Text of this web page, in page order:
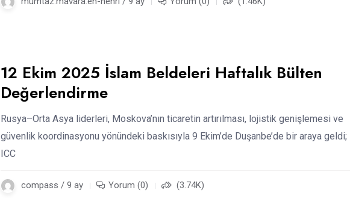
12 Ekim 2025 İslam Beldeleri Haftalık Bülten
Değerlendirme
Rusya–Orta Asya liderleri, Moskova’nın ticaretin artırılması, lojistik genişlemesi ve
güvenlik koordinasyonu yönündeki baskısıyla 9 Ekim’de Duşanbe’de bir araya geldi;
ICC
compass / 9 ay Yorum (0) (3.74K)